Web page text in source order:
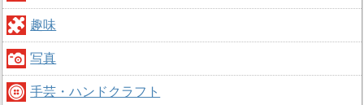
趣味
写真
手芸・ハンドクラフト